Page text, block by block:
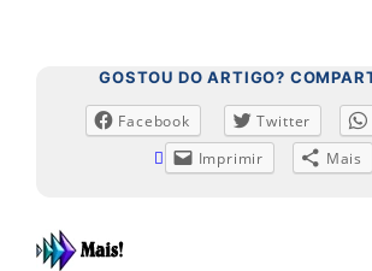
GOSTOU DO ARTIGO?
Facebook Twitter
Imprimir
Mais